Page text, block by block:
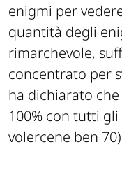
enigmi per
quantità degli
rimarchevole,
concentrato per
ha dichiarato
100% con tutti
volercene ben